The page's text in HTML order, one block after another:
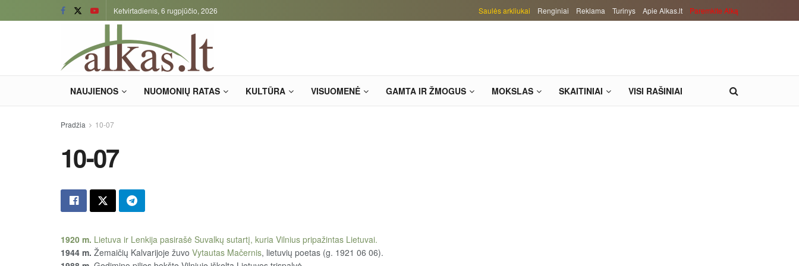
Ketvirtadienis, 6 rugpjūčio, 2026 Saulės arkliukai Renginiai Reklama Turinys Apie Alkas.lt Paremkite Alką
NAUJIENOS NUOMONIŲ RATAS KULTŪRA VISUOMENĖ GAMTA IR ŽMOGUS MOKSLAS SKAITINIAI VISI RAŠINIAI
Pradžia 10-07
10-07
1920 m. Lietuva ir Lenkija pasirašė Suvalkų sutartį, kuria Vilnius pripažintas Lietuvai.
1944 m. Žemaičių Kalvarijoje žuvo Vytautas Mačernis, lietuvių poetas (g. 1921 06 06).